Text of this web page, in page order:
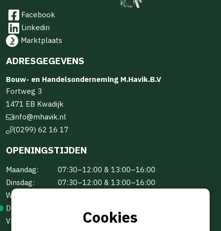
Facebook
Linkedin
Marktplaats
ADRESGEGEVENS
Bouw- en Handelsonderneming M.Havik.B.V
Fortweg 3
1471 EB Kwadijk
info@mhavik.nl
(0299) 62 16 17
OPENINGSTIJDEN
Maandag:
07:30–12:00 & 13:00–16:00
Dinsdag:
07:30–12:00 & 13:00–16:00
Woensdag:
Donderdag:
Vrijdag:
07:30–12:00 & 13:00–16:00
Cookies